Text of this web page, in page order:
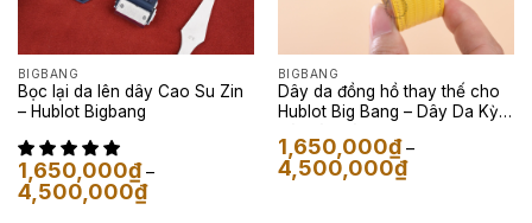
BIGBANG
Bọc lại da lên dây Cao Su Zin
– Hublot Bigbang
1,650,000₫ –
4,500,000₫Khoảng
giá:
BIGBANG
Dây da đồng hồ thay thế cho
Hublot Big Bang – Dây Da Kỳ
1,650,000₫ –
4,500,000₫Khoảng
giá: